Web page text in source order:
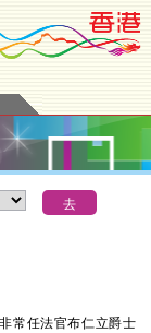
常任法官布仁立爵士